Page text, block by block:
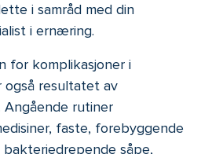
i samråd med din
i ernæring.
for komplikasjoner i
også resultatet av
Angående rutiner
faste, forebyggende
såpe,